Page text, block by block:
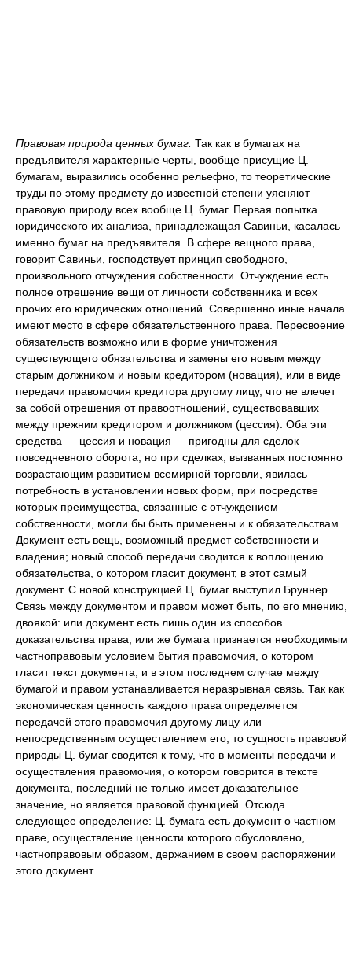
Правовая природа ценных бумаг. Так как в бумагах на
предъявителя характерные черты, вообще присущие Ц.
бумагам, выразились особенно рельефно, то теоретические
труды по этому предмету до известной степени уясняют
правовую природу всех вообще Ц. бумаг. Первая попытка
юридического их анализа, принадлежащая Савиньи, касалась
именно бумаг на предъявителя. В сфере вещного права,
говорит Савиньи, господствует принцип свободного,
произвольного отчуждения собственности. Отчуждение есть
полное отрешение вещи от личности собственника и всех
прочих его юридических отношений. Совершенно иные начала
имеют место в сфере обязательственного права. Пересвоение
обязательств возможно или в форме уничтожения
существующего обязательства и замены его новым между
старым должником и новым кредитором (новация), или в виде
передачи правомочия кредитора другому лицу, что не влечет
за собой отрешения от правоотношений, существовавших
между прежним кредитором и должником (цессия). Оба эти
средства — цессия и новация — пригодны для сделок
повседневного оборота; но при сделках, вызванных постоянно
возрастающим развитием всемирной торговли, явилась
потребность в установлении новых форм, при посредстве
которых преимущества, связанные с отчуждением
собственности, могли бы быть применены и к обязательствам.
Документ есть вещь, возможный предмет собственности и
владения; новый способ передачи сводится к воплощению
обязательства, о котором гласит документ, в этот самый
документ. С новой конструкцией Ц. бумаг выступил Бруннер.
Связь между документом и правом может быть, по его мнению,
двоякой: или документ есть лишь один из способов
доказательства права, или же бумага признается необходимым
частноправовым условием бытия правомочия, о котором
гласит текст документа, и в этом последнем случае между
бумагой и правом устанавливается неразрывная связь. Так как
экономическая ценность каждого права определяется
передачей этого правомочия другому лицу или
непосредственным осуществлением его, то сущность правовой
природы Ц. бумаг сводится к тому, что в моменты передачи и
осуществления правомочия, о котором говорится в тексте
документа, последний не только имеет доказательное
значение, но является правовой функцией. Отсюда
следующее определение: Ц. бумага есть документ о частном
праве, осуществление ценности которого обусловлено,
частноправовым образом, держанием в своем распоряжении
этого документ.